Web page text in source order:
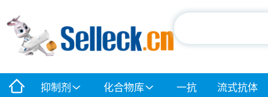
抑制剂 化合物库 一抗 流式抗体